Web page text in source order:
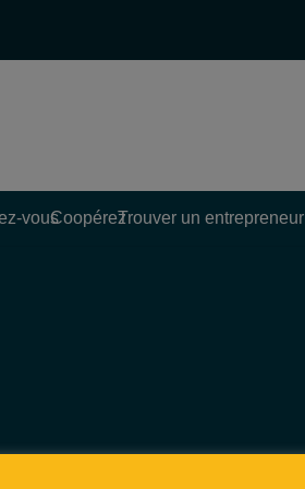
vousCoopérezTrouver un entrepreneur